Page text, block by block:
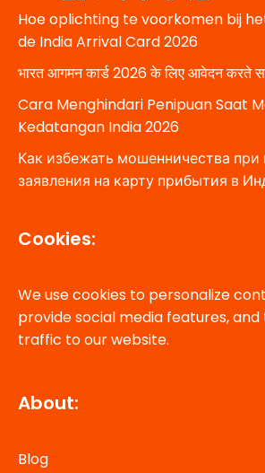
Hoe oplichting te voorkomen bij
de India Arrival Card 2026
भारत आगमन कार्ड 2026 के लिए आवेदन करते
Cara Menghindari Penipuan Saat
Kedatangan India 2026
Как избежать мошенничества при
заявления на карту прибытия в
Cookies:
We use cookies to personalize
provide social media features,
traffic to our website.
About:
Blog